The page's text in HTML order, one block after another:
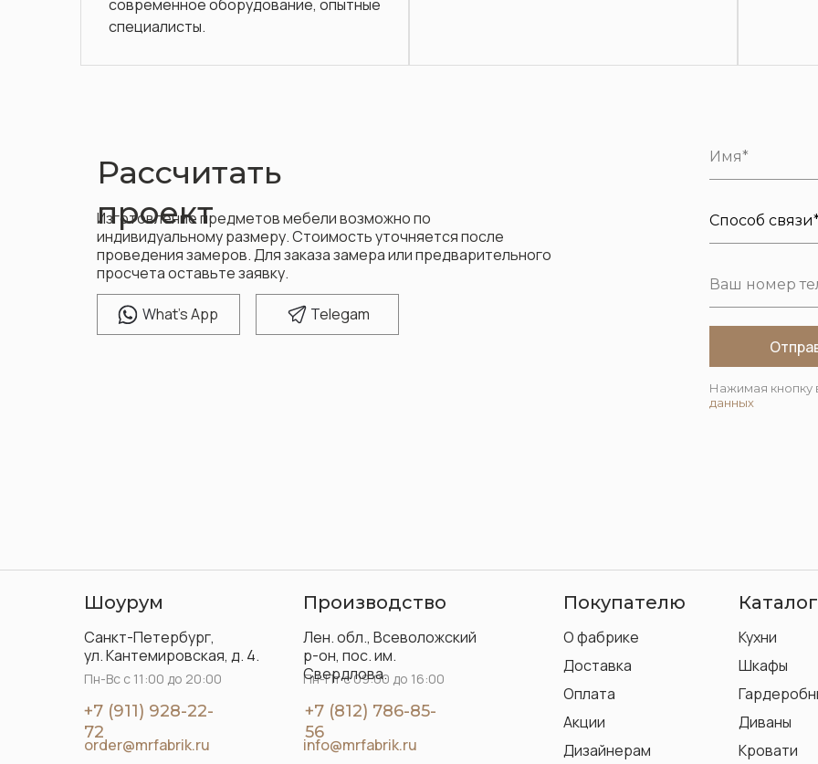
What's App Telegam
Рассчитать
проект
Изготовление предметов мебели возможно по
индивидуальному размеру. Стоимость уточняется после
проведения замеров. Для заказа замера или предварительного
просчета оставьте заявку.
Нажимая кнопку
данных
order@mrfabrik.ru
Санкт-Петербург,
ул. Кантемировская, д. 4.
Акции
Оплата
Доставка
О фабрике
Производство
Шоурум Покупателю Каталог
+7 (812) 786-85-
56
+7 (911) 928-22-
72
Пн-Вс с 11:00 до 20:00 Пн-Пт с 09:00 до 16:00
Дизайнерам Кровати
Диваны
Шкафы
Кухни
Лен. обл., Всеволожский
р-он, пос. им.
Свердлова.
info@mrfabrik.ru